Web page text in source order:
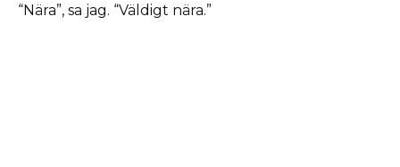
“Nära”, sa jag. “Väldigt nära.”